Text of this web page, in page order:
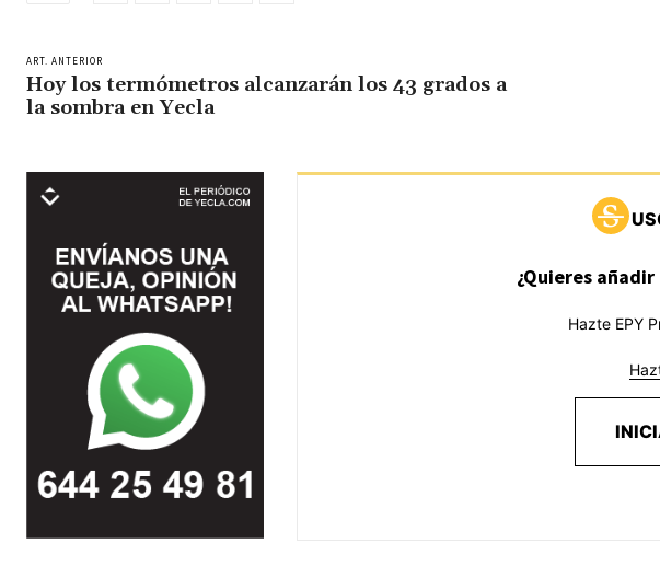
ART. ANTERIOR
Hoy los termómetros alcanzarán los 43 grados a
la sombra en Yecla
¿Quieres
Hazte EPY